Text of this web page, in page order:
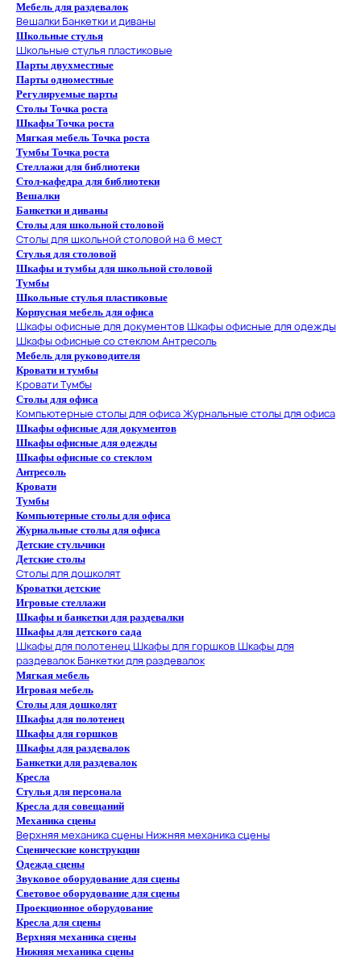
Мебель для раздевалок
ВешалкиБанкетки и диваны
Школьные стулья
Школьные стулья пластиковые
Парты двухместные
Парты одноместные
Регулируемые парты
Столы Точка роста
Шкафы Точка роста
Мягкая мебель Точка роста
Тумбы Точка роста
Стеллажи для библиотеки
Стол-кафедра для библиотеки
Вешалки
Банкетки и диваны
Столы для школьной столовой
Столы для школьной столовой на 6 мест
Стулья для столовой
Шкафы и тумбы для школьной столовой
Тумбы
Школьные стулья пластиковые
Корпусная мебель для офиса
Шкафы офисные для документовШкафы офисные для одежды
Шкафы офисные со стеклом Антресоль
Мебель для руководителя
Кровати и тумбы
КроватиТумбы
Столы для офиса
Компьютерные столы для офисаЖурнальные столы для офиса
Шкафы офисные для документов
Шкафы офисные для одежды
Шкафы офисные со стеклом
Антресоль
Кровати
Тумбы
Компьютерные столы для офиса
Журнальные столы для офиса
Детские стульчики
Детские столы
Столы для дошколят
Кроватки детские
Игровые стеллажи
Шкафы и банкетки для раздевалки
Шкафы для детского сада
Шкафы для полотенецШкафы для горшковШкафы для
раздевалокБанкетки для раздевалок
Мягкая мебель
Игровая мебель
Столы для дошколят
Шкафы для полотенец
Шкафы для горшков
Шкафы для раздевалок
Банкетки для раздевалок
Кресла
Стулья для персонала
Кресла для совещаний
Механика сцены
Верхняя механика сценыНижняя механика сцены
Сценические конструкции
Одежда сцены
Звуковое оборудование для сцены
Световое оборудование для сцены
Проекционное оборудование
Кресла для сцены
Верхняя механика сцены
Нижняя механика сцены